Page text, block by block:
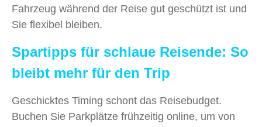
Fahrzeug während der Reise gut geschützt ist und
Sie flexibel bleiben.
Spartipps für schlaue Reisende: So
bleibt mehr für den Trip
Geschicktes Timing schont das Reisebudget.
Buchen Sie Parkplätze frühzeitig online, um von